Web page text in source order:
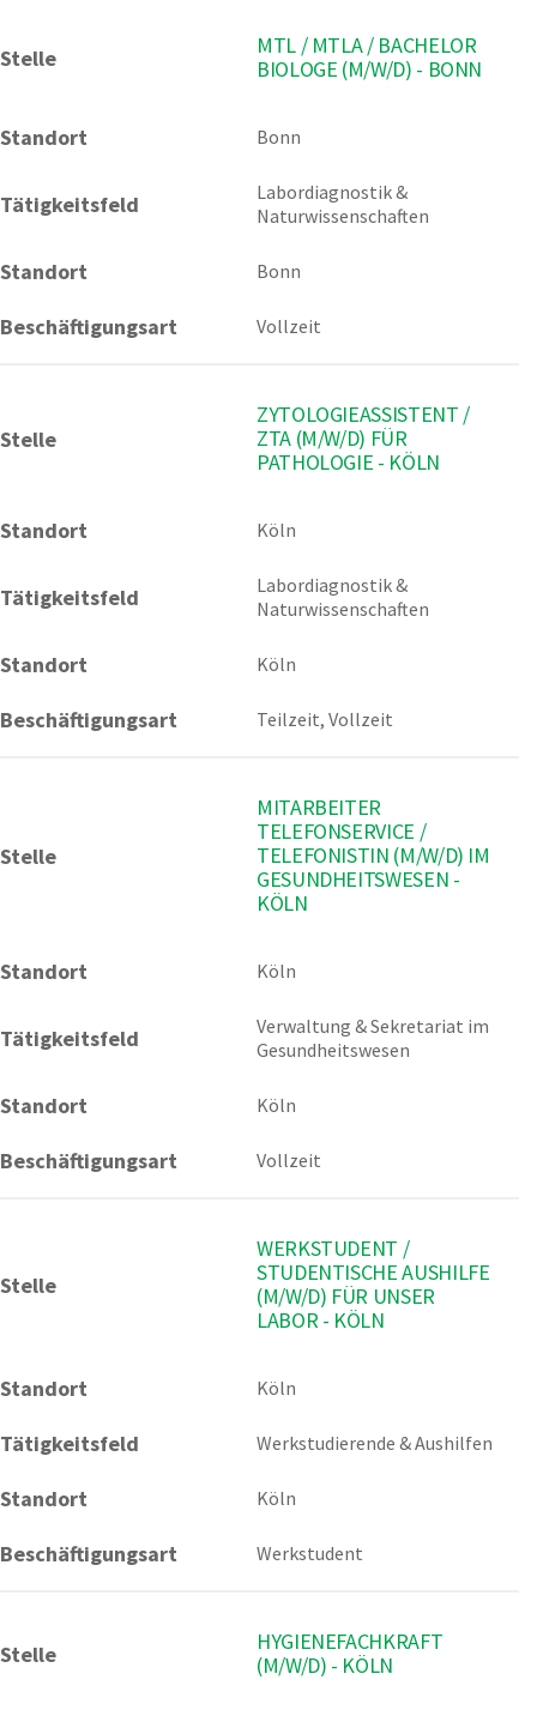
Stelle
MTL / MTLA / BACHELOR
BIOLOGE (M/W/D) - BONN
Standort Bonn
Tätigkeitsfeld
Labordiagnostik &
Naturwissenschaften
Standort Bonn
Beschäftigungsart Vollzeit
Stelle
ZYTOLOGIEASSISTENT /
ZTA (M/W/D) FÜR
PATHOLOGIE - KÖLN
Standort Köln
Tätigkeitsfeld
Labordiagnostik &
Naturwissenschaften
Standort Köln
Beschäftigungsart Teilzeit, Vollzeit
Stelle
MITARBEITER
TELEFONSERVICE /
TELEFONISTIN (M/W/D) IM
GESUNDHEITSWESEN -
KÖLN
Standort Köln
Tätigkeitsfeld
Verwaltung & Sekretariat im
Gesundheitswesen
Standort Köln
Beschäftigungsart Vollzeit
Stelle
WERKSTUDENT /
STUDENTISCHE AUSHILFE
(M/W/D) FÜR UNSER
LABOR - KÖLN
Standort Köln
Tätigkeitsfeld Werkstudierende & Aushilfen
Standort Köln
Beschäftigungsart Werkstudent
Stelle
HYGIENEFACHKRAFT
(M/W/D) - KÖLN